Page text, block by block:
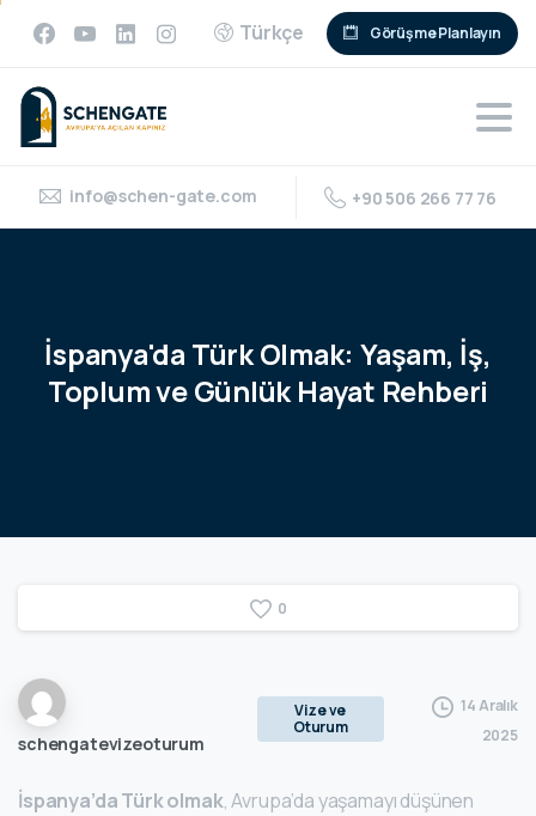
Türkçe Görüşme Planlayın
info@schen-gate.com +90 506 266 77 76
İspanya'da TürkOlmak: Yaşam, İş,
ToplumveGünlük Hayat Rehberi
0
schengatevizeoturum
Vize ve
Oturum
14 Aralık
2025
İspanya’da Türk olmak, Avrupa’da yaşamayı düşünen